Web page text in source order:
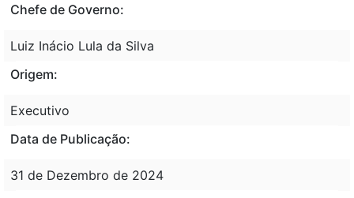
Chefe de Governo:
Luiz Inácio Lula da Silva
Origem:
Executivo
Data de Publicação:
31 de Dezembro de 2024